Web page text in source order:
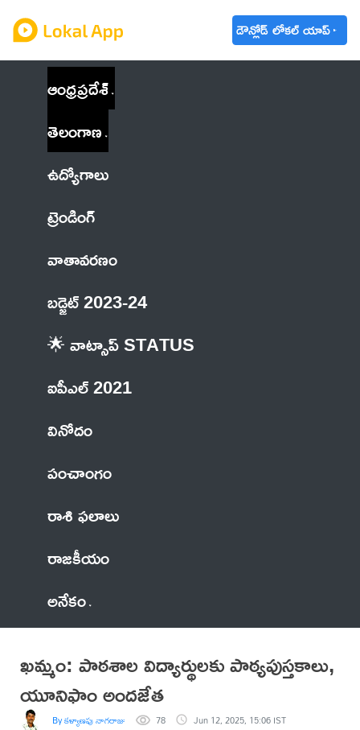
డౌన్లోడ్ లోకల్ యాప్
ఆంధ్రప్రదేశ్
తెలంగాణ
ఉద్యోగాలు
ట్రెండింగ్
వాతావరణం
బడ్జెట్ 2023-24
🌟 వాట్సాప్ STATUS
ఐపీఎల్ 2021
వినోదం
పంచాంగం
రాశి ఫలాలు
రాజకీయం
అనేకం
ఖమ్మం: పాఠశాల విద్యార్థులకు పాఠ్యపుస్తకాలు,
యూనిఫాం అందజేత
By కళ్యాణపు నాగరాజు 78 Jun 12, 2025, 15:06 IST